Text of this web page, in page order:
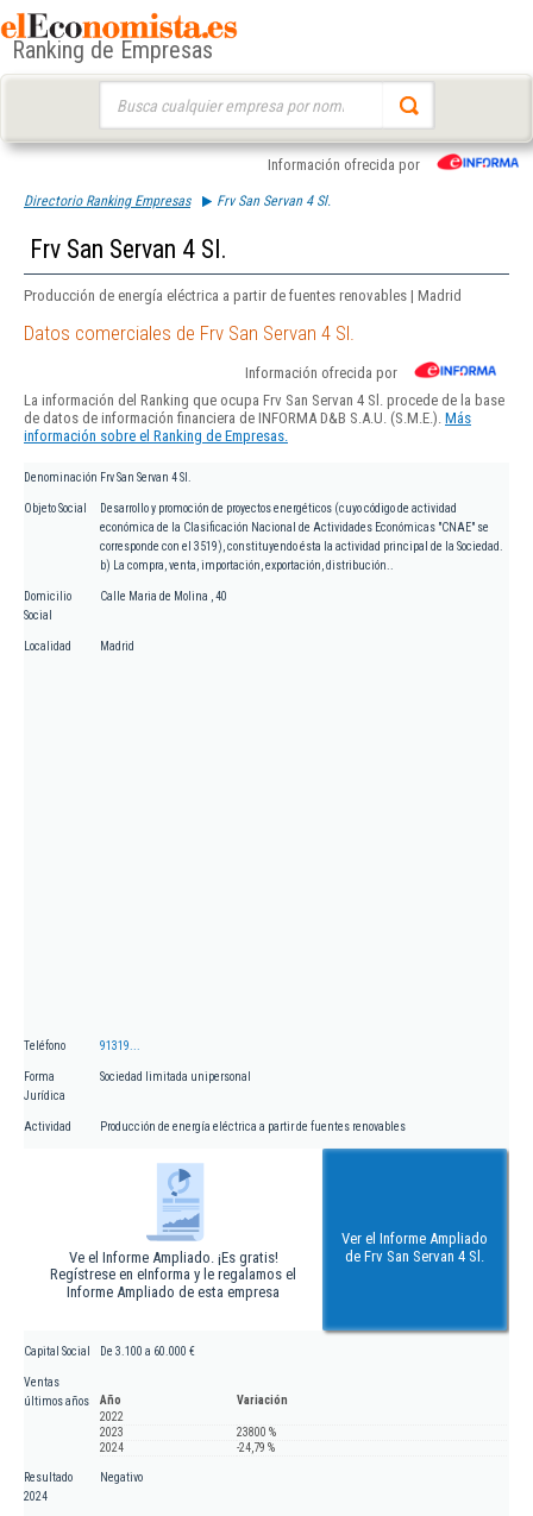
Ranking de Empresas
Información ofrecida por
Directorio Ranking Empresas Frv San Servan 4 Sl.
Frv San Servan 4 Sl.
Producción de energía eléctrica a partir de fuentes renovables | Madrid
Datos comerciales de Frv San Servan 4 Sl.
Información ofrecida por
La información del Ranking que ocupa Frv San Servan 4 Sl. procede de la base
de datos de información financiera de INFORMA D&B S.A.U. (S.M.E.). Más
información sobre el Ranking de Empresas.
Denominación Frv San Servan 4 Sl.
Objeto Social
Desarrollo y promoción de proyectos energéticos (cuyo código de actividad
económica de la Clasificación Nacional de Actividades Económicas "CNAE" se
corresponde con el 3519), constituyendo ésta la actividad principal de la Sociedad.
b) La compra, venta, importación, exportación, distribución..
Domicilio
Social
Calle Maria de Molina , 40
Localidad Madrid
Teléfono 91319...
Forma
Jurídica
Sociedad limitada unipersonal
Actividad Producción de energía eléctrica a partir de fuentes renovables
Ve el Informe Ampliado. ¡Es gratis!
Regístrese en eInforma y le regalamos el
Informe Ampliado de esta empresa
Ver el Informe Ampliado
de Frv San Servan 4 Sl.
Capital Social De 3.100 a 60.000 €
Ventas
últimos años
Año
Variación
2022
2023
23800 %
2024
-24,79 %
Resultado
2024
Negativo